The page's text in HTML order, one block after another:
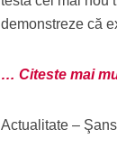
demonstreze că
… Citeste mai
Actualitate –